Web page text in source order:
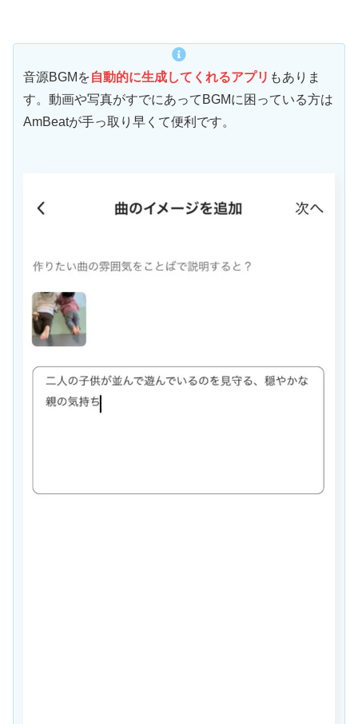
音源BGMを自動的に生成してくれるアプリ もありま
す。動画や写真がすでにあってBGMに困っている方は
AmBeatが手っ取り早くて便利です。